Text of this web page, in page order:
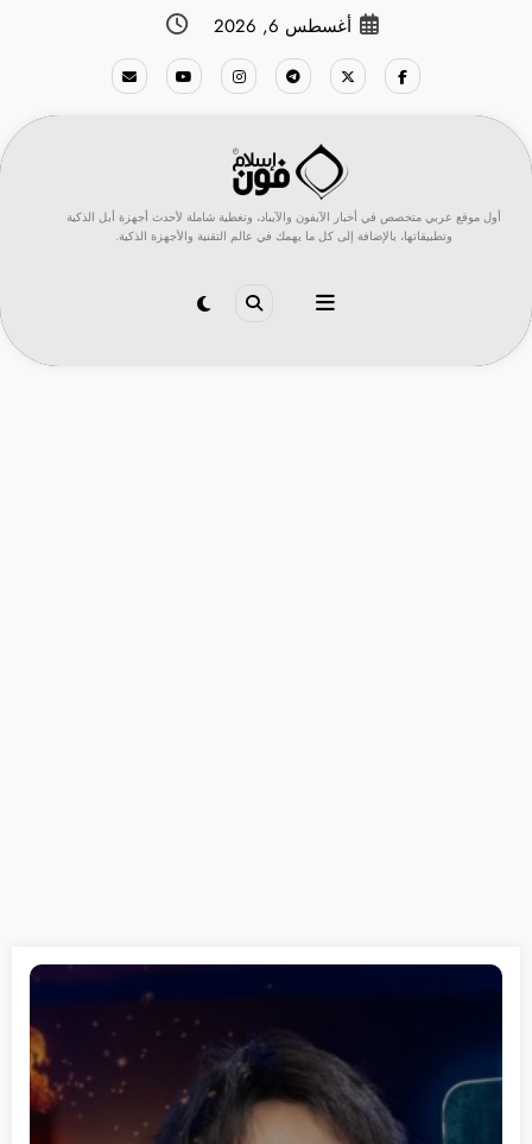
أغسطس 6, 2026
أول موقع عربي متخصص في أخبار الآيفون والآيباد، وتغطية شاملة لأحدث أجهزة أبل الذكية
وتطبيقاتها، بالإضافة إلى كل ما يهمك في عالم التقنية والأجهزة الذكية.